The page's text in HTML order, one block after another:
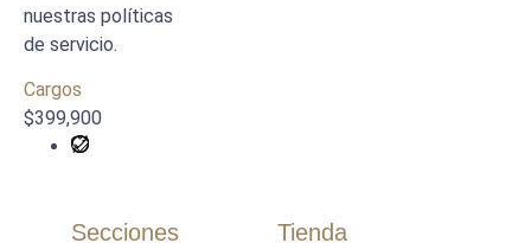
nuestras políticas
de servicio.
Cargos
$399,900
Secciones Tienda